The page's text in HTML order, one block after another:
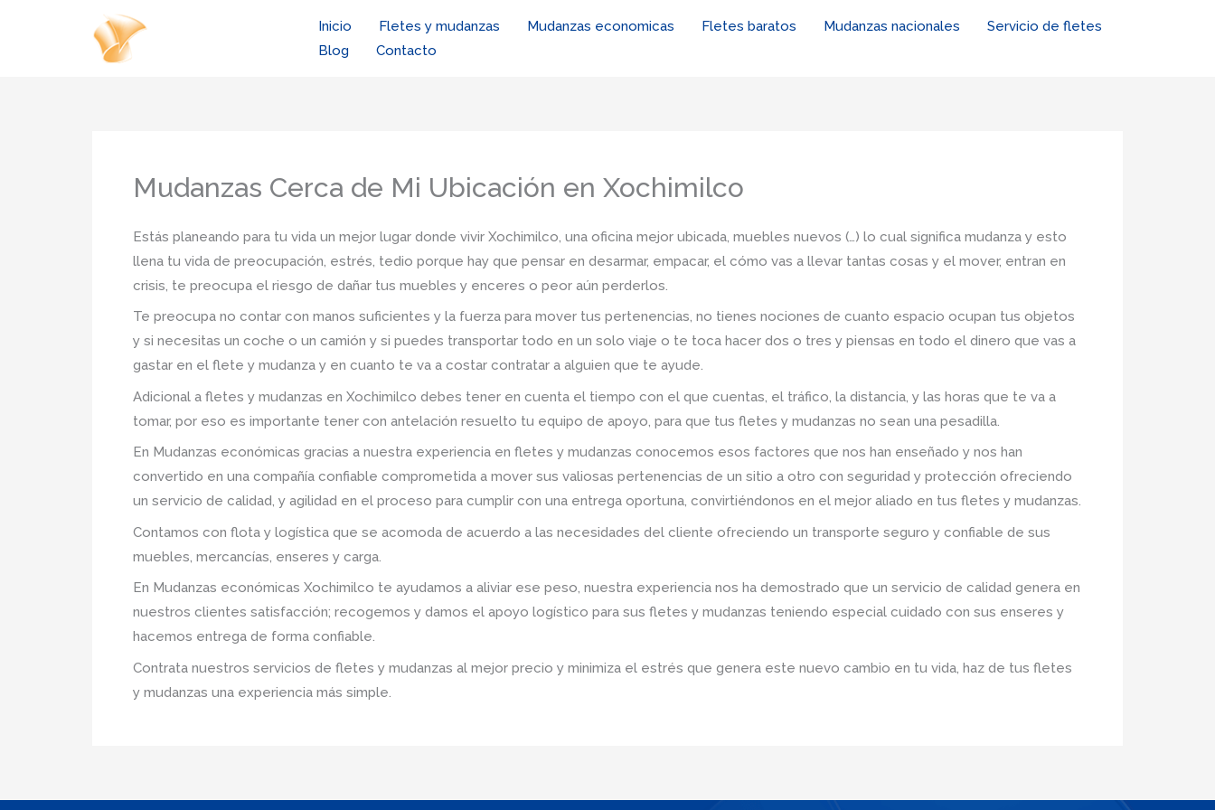
Inicio Fletes y mudanzas Mudanzas economicas Fletes baratos Mudanzas nacionales
Servicio de fletes
Blog
Contacto
Mudanzas Cerca de Mi Ubicación en Xochimilco
Estás planeando para tu vida un mejor lugar donde vivir Xochimilco, una oficina mejor ubicada, muebles nuevos (…) lo cual significa mudanza y esto
llena tu vida de preocupación, estrés, tedio porque hay que pensar en desarmar, empacar, el cómo vas a llevar tantas cosas y el mover, entran en
crisis, te preocupa el riesgo de dañar tus muebles y enceres o peor aún perderlos.
Te preocupa no contar con manos suficientes y la fuerza para mover tus pertenencias, no tienes nociones de cuanto espacio ocupan tus objetos
y si necesitas un coche o un camión y si puedes transportar todo en un solo viaje o te toca hacer dos o tres y piensas en todo el dinero que vas a
gastar en el flete y mudanza y en cuanto te va a costar contratar a alguien que te ayude.
Adicional a fletes y mudanzas en Xochimilco debes tener en cuenta el tiempo con el que cuentas, el tráfico, la distancia, y las horas que te va a
tomar, por eso es importante tener con antelación resuelto tu equipo de apoyo, para que tus fletes y mudanzas no sean una pesadilla.
En Mudanzas económicas gracias a nuestra experiencia en fletes y mudanzas conocemos esos factores que nos han enseñado y nos han
convertido en una compañía confiable comprometida a mover sus valiosas pertenencias de un sitio a otro con seguridad y protección ofreciendo
un servicio de calidad, y agilidad en el proceso para cumplir con una entrega oportuna, convirtiéndonos en el mejor aliado en tus fletes y mudanzas.
Contamos con flota y logística que se acomoda de acuerdo a las necesidades del cliente ofreciendo un transporte seguro y confiable de sus
muebles, mercancías, enseres y carga.
En Mudanzas económicas Xochimilco te ayudamos a aliviar ese peso, nuestra experiencia nos ha demostrado que un servicio de calidad genera en
nuestros clientes satisfacción; recogemos y damos el apoyo logístico para sus fletes y mudanzas teniendo especial cuidado con sus enseres y
hacemos entrega de forma confiable.
Contrata nuestros servicios de fletes y mudanzas al mejor precio y minimiza el estrés que genera este nuevo cambio en tu vida, haz de tus fletes
y mudanzas una experiencia más simple.